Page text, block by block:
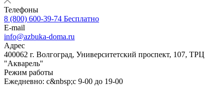
Телефоны
8 (800) 600-39-74 Бесплатно
E-mail
info@azbuka-doma.ru
Адрес
400062 г. Волгоград, Университетский проспект, 107, ТРЦ
"Акварель"
Режим работы
Ежедневно: с&nbsp;с 9-00 до 19-00